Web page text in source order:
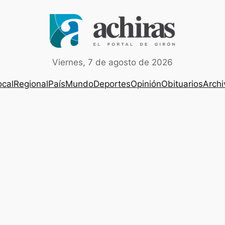
Viernes, 7 de agosto de 2026
RegionalPaísMundoDeportesOpiniónObituarios